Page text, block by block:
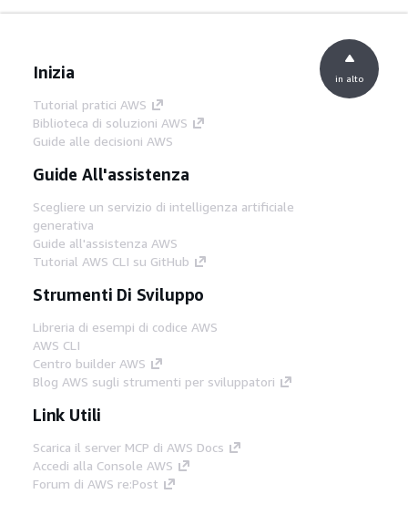
Inizia
Tutorial pratici AWS
Biblioteca di soluzioni AWS
Guide alle decisioni AWS
Guide All'assistenza
Scegliere un servizio di intelligenza artificiale
generativa
Guide all'assistenza AWS
Tutorial AWS CLI su GitHub
Strumenti Di Sviluppo
Libreria di esempi di codice AWS
AWS CLI
Centro builder AWS
Blog AWS sugli strumenti per sviluppatori
Link Utili
Scarica il server MCP di AWS Docs
Accedi alla Console AWS
Forum di AWS re:Post
in alto